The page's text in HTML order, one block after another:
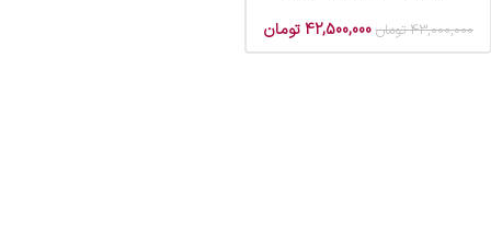
43,000,000 تومان 42,500,000 تومان